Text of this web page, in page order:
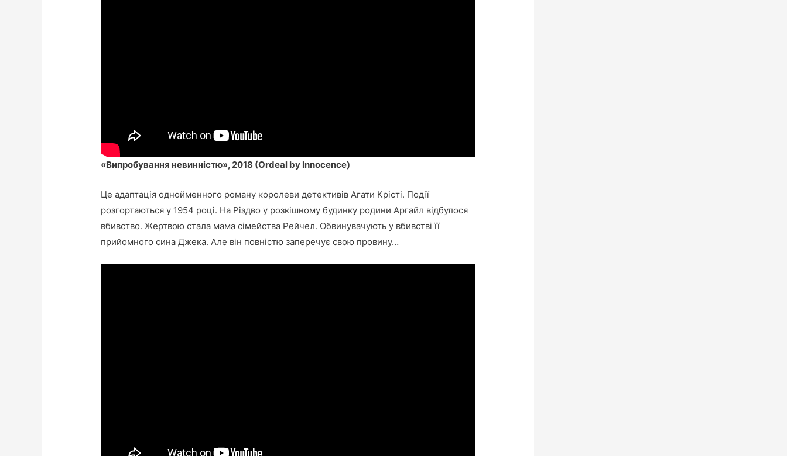
«Випробування невинністю», 2018 (Ordeal by Innocence)
Це адаптація однойменного роману королеви детективів Агати Крісті. Події
розгортаються у 1954 році. На Різдво у розкішному будинку родини Аргайл відбулося
вбивство. Жертвою стала мама сімейства Рейчел. Обвинувачують у вбивстві її
прийомного сина Джека. Але він повністю заперечує свою провину…